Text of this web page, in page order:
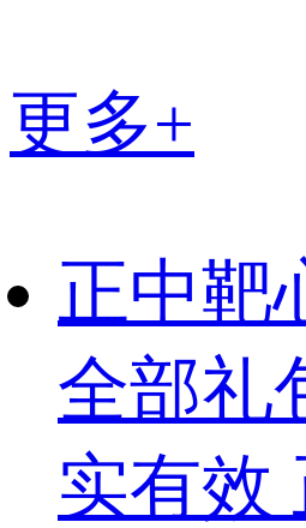
更多+
正中靶
全部礼
实有效